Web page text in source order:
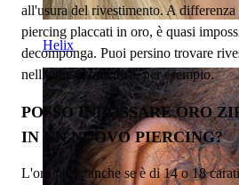
Helix
all'usura del rivestimento. A
piercing placcati in oro, è quasi
decomponga. Puoi persino trovare
nell'industria medica, per esempio.
POSSO INDOSSARE ORO
IN UN NUOVO PIERCING?
L'oro puro, anche se è di 14 o 18